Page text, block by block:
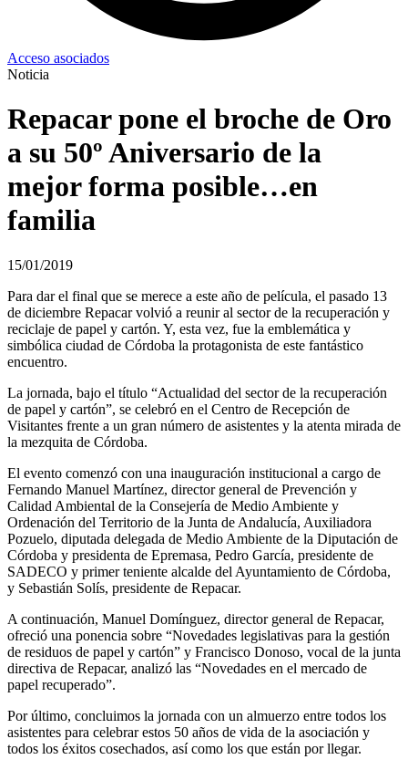
Acceso asociados
Noticia
Repacar pone el broche de Oro
a su 50º Aniversario de la
mejor forma posible…en
familia
15/01/2019
Para dar el final que se merece a este año de película, el pasado 13
de diciembre Repacar volvió a reunir al sector de la recuperación y
reciclaje de papel y cartón. Y, esta vez, fue la emblemática y
simbólica ciudad de Córdoba la protagonista de este fantástico
encuentro.
La jornada, bajo el título “Actualidad del sector de la recuperación
de papel y cartón”, se celebró en el Centro de Recepción de
Visitantes frente a un gran número de asistentes y la atenta mirada de
la mezquita de Córdoba.
El evento comenzó con una inauguración institucional a cargo de
Fernando Manuel Martínez, director general de Prevención y
Calidad Ambiental de la Consejería de Medio Ambiente y
Ordenación del Territorio de la Junta de Andalucía, Auxiliadora
Pozuelo, diputada delegada de Medio Ambiente de la Diputación de
Córdoba y presidenta de Epremasa, Pedro García, presidente de
SADECO y primer teniente alcalde del Ayuntamiento de Córdoba,
y Sebastián Solís, presidente de Repacar.
A continuación, Manuel Domínguez, director general de Repacar,
ofreció una ponencia sobre “Novedades legislativas para la gestión
de residuos de papel y cartón” y Francisco Donoso, vocal de la junta
directiva de Repacar, analizó las “Novedades en el mercado de
papel recuperado”.
Por último, concluimos la jornada con un almuerzo entre todos los
asistentes para celebrar estos 50 años de vida de la asociación y
todos los éxitos cosechados, así como los que están por llegar.